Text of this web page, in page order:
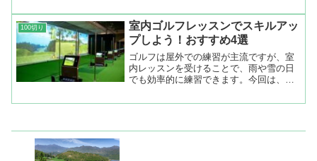
100切り
室内ゴルフレッスンでスキルアッ
プしよう！おすすめ4選
ゴルフは屋外での練習が主流ですが、室
内レッスンを受けることで、雨や雪の日
でも効率的に練習できます。今回は、東
ルフスタジオ4選をご紹介します。それぞ